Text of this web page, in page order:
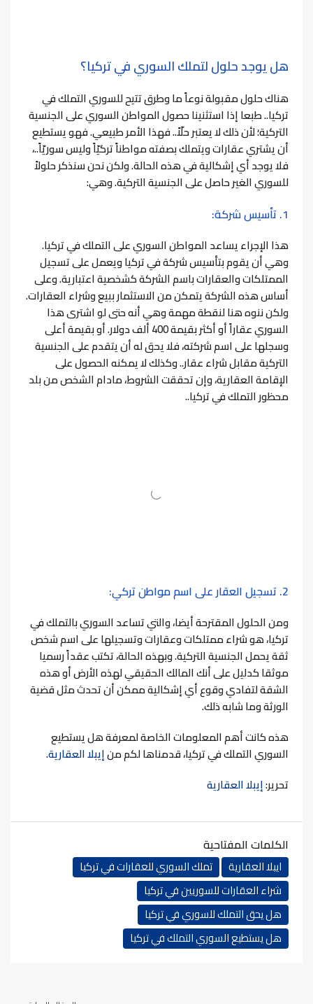
هل يوجد حلول لتملك السوري في تركيا؟
هناك حلول مقبولة نوعاً ما وطرق تتيح للسوري التملك في
تركيا..طبعا إذا استثنينا حصول المواطن السوري على الجنسية
التركية؛ لأن ذلك لا يعتبر حلّاً.. فهذا الأمر طبيعي. فهو يستطيع
أن يشتري عقارات ويتملك بصفته مواطناً تركيّاً وليس سوريّاً..،
فلا يوجد أي إشكالية في هذه الحالة.ولكن نحن سنذكر حلولاً
للسوري الغير حاصل على الجنسية التركية. وهي:
1. تأسيس شركة:
هذا الإجراء يساعد المواطن السوري على التملك في تركيا.
وهي أن يقوم بتأسيس شركة في تركيا ويعمل على تسجيل
الممتلكات والعقارات باسم الشركة كشخصية اعتبارية.وعلى
أساس هذه الشركة يتمكن من الاستثمار ببيع وشراء العقارات.
ولكن ننوه هنا لنقطة مهمة وهي أنه حتى لو اشترى هذا
السوري عقاراً أو أكثر بقيمة 400 ألف دولار. أو بقيمة أعلى
وسجلها على اسم شركته، فلا يحق له أن يتقدم على الجنسية
التركية مقابل شراء عقار.. وكذلك لا يمكنه الحصول على
الإقامة العقارية، وإن تحققت الشروط، مادام الشخص من بلد
محظور التملك في تركيا..
2. تسجيل العقار على اسم مواطن تركي:
ومن الحلول المقترحة أيضا، والتي تساعد السوري بالتملك في
تركيا، هو شراء ممتلكات وعقارات وتسجيلها على اسم شخص
ثقة يحمل الجنسية التركية. وبهذه الحالة، تكتب عقداً رسميا
موثقا كدليل على أنك المالك الحقيقي لهذه الأرض أو هذه
الشقة لتفادي وقوع أي إشكالية ممكن أن تحدث مثل قضية
الورثة وما شابه ذلك.
هذه كانت أهم المعلومات الخاصة لمعرفة هل يستطيع
السوري التملك في تركيا، قدمناها لكم منإيبلا العقارية.
تحرير:إيبلا العقارية
الكلمات المفتاحية
ايبلا العقارية
تملك السوري للعقارات في تركيا
شراء العقارات للسوريين في تركيا
هل يحق التملك للسوري في تركيا
هل يستطيع السوري التملك في تركيا